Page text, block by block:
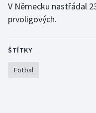
Rychlobruslení
V Německu nastřádal
prvoligových.
ŠTÍTKY
Fotbal